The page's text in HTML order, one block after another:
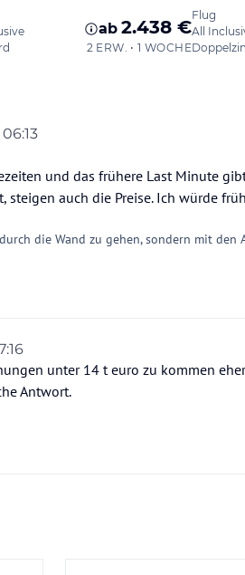
und das frühere Last Minute
steigen auch die Preise. Ich würde
die Wand zu gehen, sondern mit den
unter 14 t euro zu kommen
Antwort.